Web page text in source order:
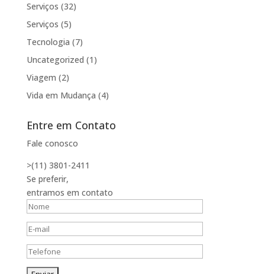
Serviços (32)
Serviços (5)
Tecnologia (7)
Uncategorized (1)
Viagem (2)
Vida em Mudança (4)
Entre em Contato
Fale conosco
>(11) 3801-2411
Se preferir,
entramos em contato